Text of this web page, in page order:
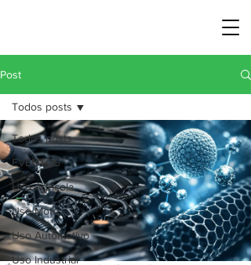
Post
Todos posts
EVENTOS
Uso Agrícola
Uso Moto
Uso Automotivo
Uso Industrial
Todos posts